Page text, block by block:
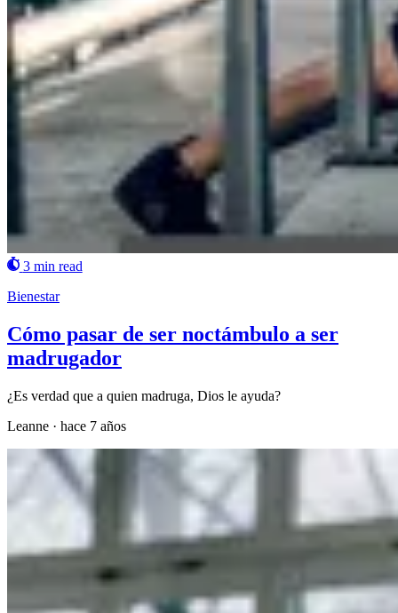
3 min read
Bienestar
Cómo pasar de ser noctámbulo a ser
madrugador
¿Es verdad que a quien madruga, Dios le ayuda?
Leanne · hace 7 años